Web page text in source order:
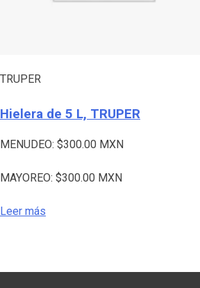
TRUPER
Hielera de 5 L, TRUPER
MENUDEO: $300.00 MXN
MAYOREO: $300.00 MXN
Leer más